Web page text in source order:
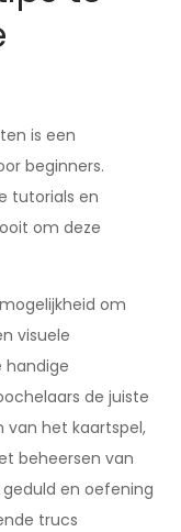
is een
beginners.
tutorials en
om deze
om
visuele
handige
de juiste
van het kaartspel,
beheersen van
en oefening
trucs